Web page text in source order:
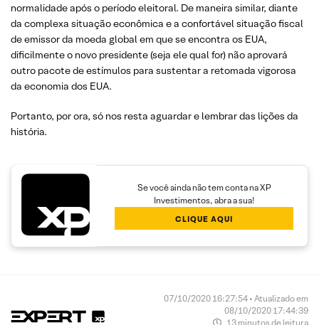
normalidade após o período eleitoral. De maneira similar, diante
da complexa situação econômica e a confortável situação fiscal
de emissor da moeda global em que se encontra os EUA,
dificilmente o novo presidente (seja ele qual for) não aprovará
outro pacote de estímulos para sustentar a retomada vigorosa
da economia dos EUA.
Portanto, por ora, só nos resta aguardar e lembrar das lições da
história.
Se você ainda não tem conta na XP
Investimentos, abra a sua!
CLIQUE AQUI
07/10/2020 16:27:54 • Atualizado em
08/10/2020 17:44:39
13 minutos de leitura